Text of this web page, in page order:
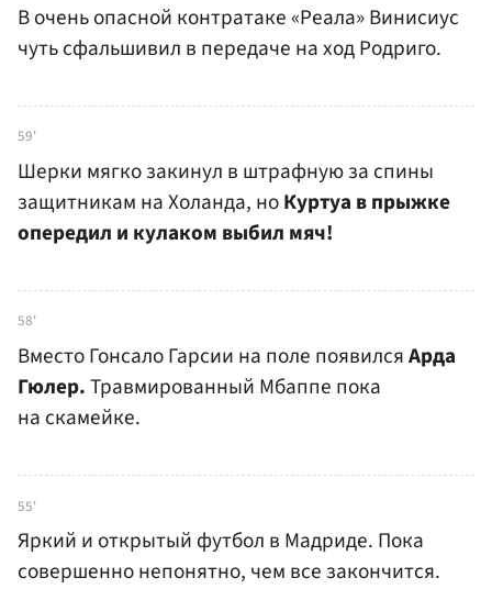
В очень опасной контратаке «Реала» Винисиус
чуть сфальшивил в передаче на ход Родриго.
59'
Шерки мягко закинул в штрафную за спины
защитникам на Холанда, ноКуртуа в прыжке
опередил и кулаком выбил мяч!
58'
Вместо Гонсало Гарсии на поле появилсяАрда
Гюлер.Травмированный Мбаппе пока
на скамейке.
55'
Яркий и открытый футбол в Мадриде. Пока
совершенно непонятно, чем все закончится.